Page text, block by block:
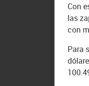
Con
las
con
Para